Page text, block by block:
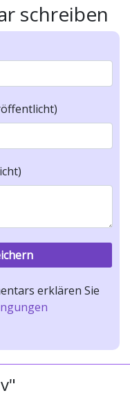
schreiben
erklären Sie